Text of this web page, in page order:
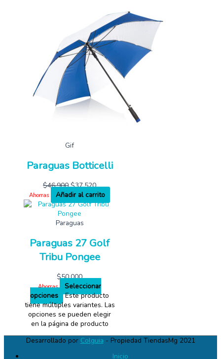
Gif
Paraguas Botticelli
$46,900 $37,520
Ahorras Añadir al carrito
Paraguas
Paraguas 27 Golf
Tribu Pongee
$50,000
Ahorras
Seleccionar
opciones
Este producto
tiene múltiples variantes. Las
opciones se pueden elegir
en la página de producto
Desarrollado por Colguia - Propiedad TiendasMg 2021
Inicio